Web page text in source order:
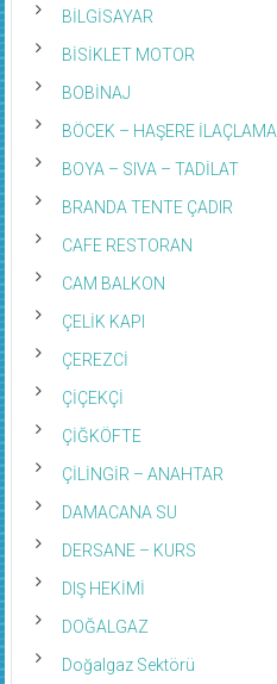
BİLGİSAYAR
BİSİKLET MOTOR
BOBİNAJ
BÖCEK – HAŞERE İLAÇLAMA
BOYA – SIVA – TADİLAT
BRANDA TENTE ÇADIR
CAFE RESTORAN
CAM BALKON
ÇELİK KAPI
ÇEREZCİ
ÇİÇEKÇİ
ÇİĞKÖFTE
ÇİLİNGİR – ANAHTAR
DAMACANA SU
DERSANE – KURS
DIŞ HEKİMİ
DOĞALGAZ
Doğalgaz Sektörü